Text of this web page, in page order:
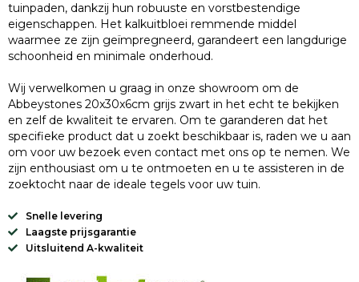
tuinpaden, dankzij hun robuuste en vorstbestendige
eigenschappen. Het kalkuitbloei remmende middel
waarmee ze zijn geïmpregneerd, garandeert een langdurige
schoonheid en minimale onderhoud.
Wij verwelkomen u graag in onze showroom om de
Abbeystones 20x30x6cm grijs zwart in het echt te bekijken
en zelf de kwaliteit te ervaren. Om te garanderen dat het
specifieke product dat u zoekt beschikbaar is, raden we u aan
om voor uw bezoek even contact met ons op te nemen. We
zijn enthousiast om u te ontmoeten en u te assisteren in de
zoektocht naar de ideale tegels voor uw tuin.
Snelle levering
Laagste prijsgarantie
Uitsluitend A-kwaliteit